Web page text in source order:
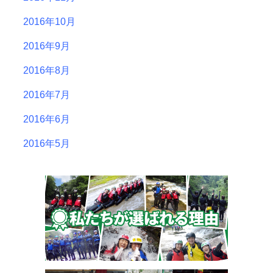
2016年10月
2016年9月
2016年8月
2016年7月
2016年6月
2016年5月